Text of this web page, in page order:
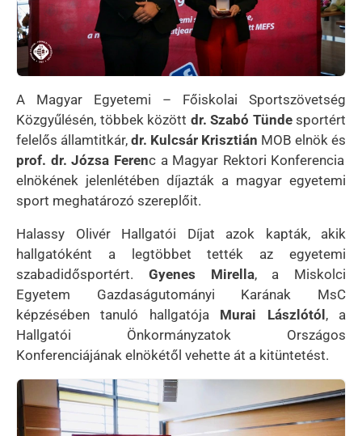
A Magyar Egyetemi – Főiskolai Sportszövetség
Közgyűlésén, többek között dr. Szabó Tündesportért
felelős államtitkár, dr. Kulcsár Krisztián MOB elnök és
prof. dr. Józsa Ferenc a Magyar Rektori Konferencia
elnökének jelenlétében díjazták a magyar egyetemi
sport meghatározó szereplőit.
Halassy Olivér Hallgatói Díjat azok kapták, akik
hallgatóként a legtöbbet tették az egyetemi
szabadidősportért. Gyenes Mirella, a Miskolci
Egyetem Gazdaságutományi Karának MsC
képzésében tanuló hallgatója Murai Lászlótól , a
Hallgatói Önkormányzatok Országos
Konferenciájának elnökétől vehette át a kitüntetést.
Kép